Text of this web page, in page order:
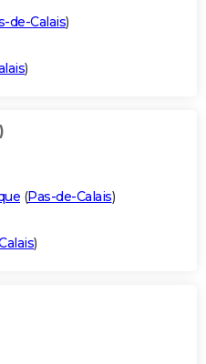
de-Calais)
)
(Pas-de-Calais)
)